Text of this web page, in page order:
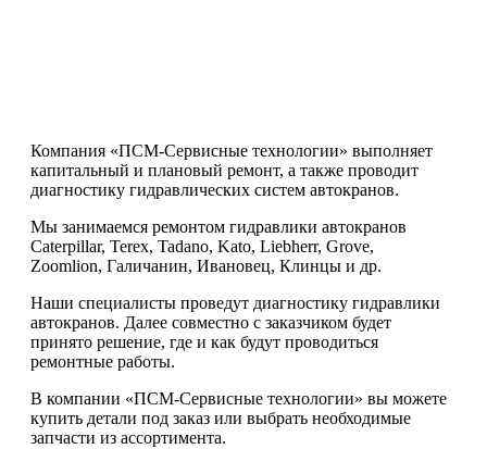
Компания «ПСМ-Сервисные технологии» выполняет
капитальный и плановый ремонт, а также проводит
диагностику гидравлических систем автокранов.
Мы занимаемся ремонтом гидравлики автокранов
Caterpillar, Terex, Tadano, Kato, Liebherr, Grove,
Zoomlion, Галичанин, Ивановец, Клинцы и др.
Наши специалисты проведут диагностику гидравлики
автокранов. Далее совместно с заказчиком будет
принято решение, где и как будут проводиться
ремонтные работы.
В компании «ПСМ-Сервисные технологии» вы можете
купить детали под заказ или выбрать необходимые
запчасти из ассортимента.